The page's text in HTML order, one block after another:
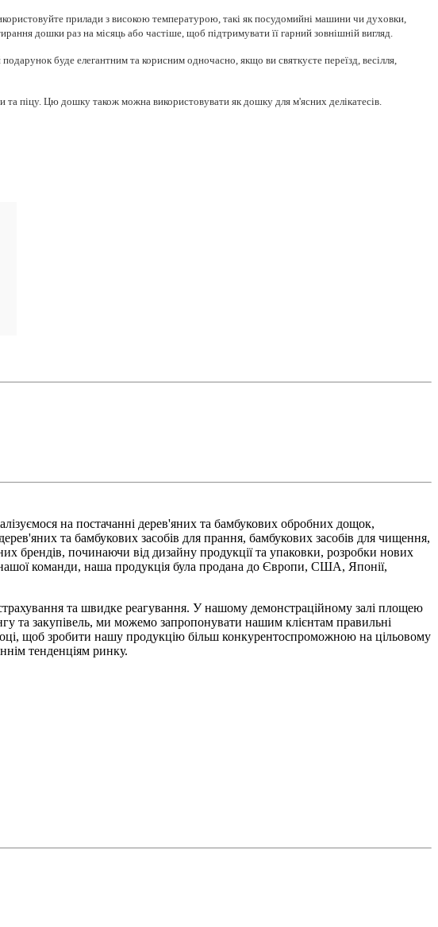
прилади з високою температурою, такі як посудомийні машини чи духовки,
дошки раз на місяць або частіше, щоб підтримувати її гарний зовнішній вигляд.
буде елегантним та корисним одночасно, якщо ви святкуєте переїзд, весілля,
піцу. Цю дошку також можна використовувати як дошку для м'ясних делікатесів.
на постачанні дерев'яних та бамбукових обробних дощок,
та бамбукових засобів для прання, бамбукових засобів для чищення,
брендів, починаючи від дизайну продукції та упаковки, розробки нових
команди, наша продукція була продана до Європи, США, Японії,
та швидке реагування. У нашому демонстраційному залі площею
та закупівель, ми можемо запропонувати нашим клієнтам правильні
щоб зробити нашу продукцію більш конкурентоспроможною на цільовому
тенденціям ринку.